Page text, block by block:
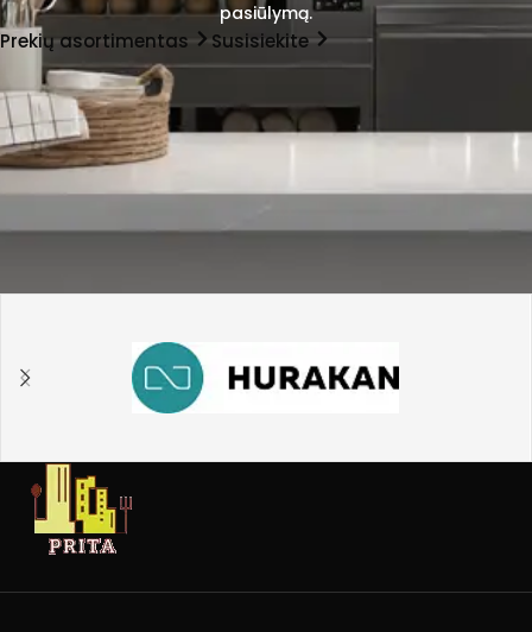
pasiūlymą.
Prekių asortimentas Susisiekite